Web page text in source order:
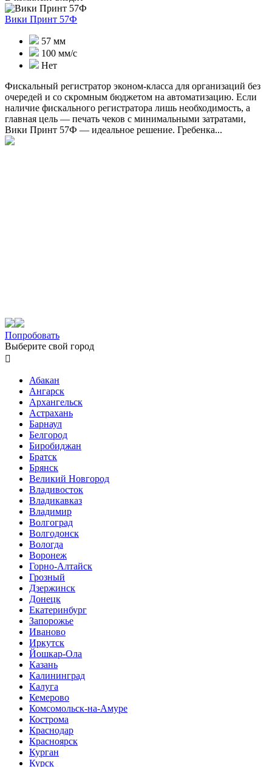
Вики Принт 57Ф
57 мм
100 мм/с
Нет
Фискальный регистратор эконом-класса для организаций без
очередей и со скромным бюджетом на автоматизацию. Если
наличие фискального регистратора лишь необходимость, а
главная цель — печать чеков с минимальными затратами,
Вики Принт 57Ф — идеальное решение. Гребенка...
Попробовать
Выберите свой город

Абакан
Ангарск
Архангельск
Астрахань
Барнаул
Белгород
Биробиджан
Братск
Брянск
Великий Новгород
Владивосток
Владикавказ
Владимир
Волгоград
Волгодонск
Вологда
Воронеж
Горно-Алтайск
Грозный
Дзержинск
Донецк
Екатеринбург
Запорожье
Иваново
Иркутск
Йошкар-Ола
Казань
Калининград
Калуга
Кемерово
Комсомольск-на-Амуре
Кострома
Краснодар
Красноярск
Курган
Курск